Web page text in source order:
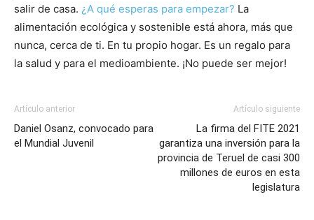
salir de casa. ¿A qué esperas para empezar? La
alimentación ecológica y sostenible está ahora, más que
nunca, cerca de ti. En tu propio hogar. Es un regalo para
la salud y para el medioambiente. ¡No puede ser mejor!
Artículo anterior
Daniel Osanz, convocado para
el Mundial Juvenil
Artículo siguiente
La firma del FITE 2021
garantiza una inversión para la
provincia de Teruel de casi 300
millones de euros en esta
legislatura